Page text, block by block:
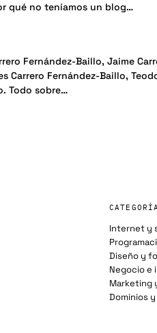
qué no teníamos un blog…
Fernández-Baillo, Jaime
Carrero Fernández-Baillo,
Todo sobre…
Internet y
Diseño y
Negocio e
Marketing
Dominios